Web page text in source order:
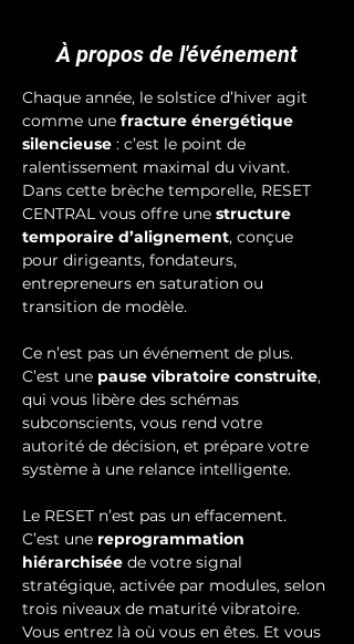
À propos de l'événement
Chaque année, le solstice d’hiver agit
comme une fracture énergétique
silencieuse : c’est le point de
ralentissement maximal du vivant.
Dans cette brèche temporelle, RESET
CENTRAL vous offre une structure
temporaire d’alignement, conçue
pour dirigeants, fondateurs,
entrepreneurs en saturation ou
transition de modèle.
Ce n’est pas un événement de plus.
C’est une pause vibratoire construite,
qui vous libère des schémas
subconscients, vous rend votre
autorité de décision, et prépare votre
système à une relance intelligente.
Le RESET n’est pas un effacement.
C’est une reprogrammation
hiérarchisée de votre signal
stratégique, activée par modules, selon
trois niveaux de maturité vibratoire.
Vous entrez là où vous en êtes. Et vous